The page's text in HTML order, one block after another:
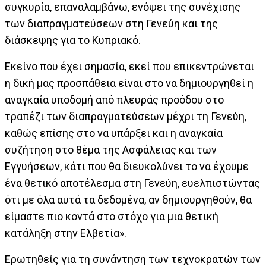
συγκυρία, επαναλαμβάνω, ενόψει της συνέχισης
των διαπραγματεύσεων στη Γενεύη και της
διάσκεψης για το Κυπριακό.
Εκείνο που έχει σημασία, εκεί που επικεντρώνεται
η δική μας προσπάθεια είναι στο να δημιουργηθεί η
αναγκαία υποδομή από πλευράς προόδου στο
τραπέζι των διαπραγματεύσεων μέχρι τη Γενεύη,
καθώς επίσης στο να υπάρξει και η αναγκαία
συζήτηση στο θέμα της Ασφάλειας και των
Εγγυήσεων, κάτι που θα διευκολύνει το να έχουμε
ένα θετικό αποτέλεσμα στη Γενεύη, ευελπιστώντας
ότι με όλα αυτά τα δεδομένα, αν δημιουργηθούν, θα
είμαστε πιο κοντά στο στόχο για μια θετική
κατάληξη στην Ελβετία».
Ερωτηθείς για τη συνάντηση των τεχνοκρατών των